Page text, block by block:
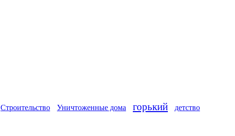
Строительство Уничтоженные дома горький детство